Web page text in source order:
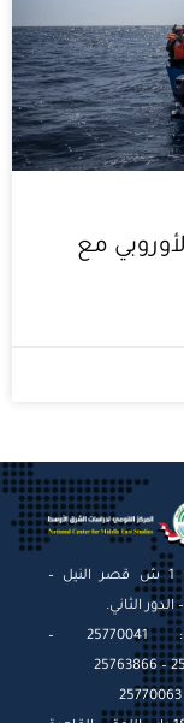
مع
العنوان: 1 ش قصر النيل –
الدور الثاني.
التليفون: 25770041 –